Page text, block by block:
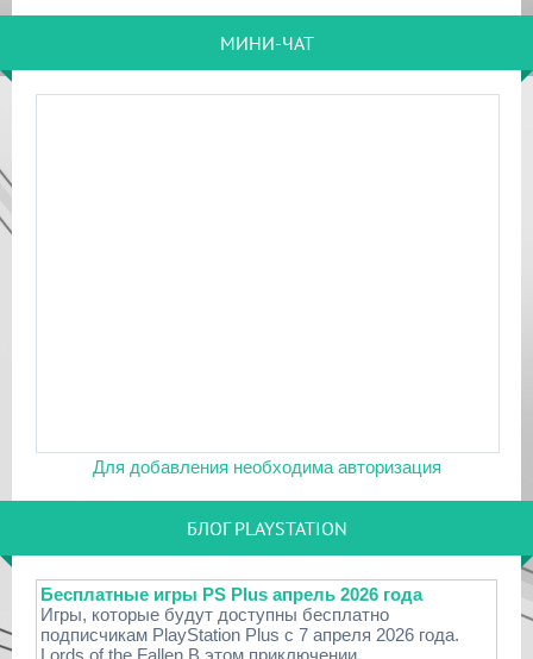
МИНИ-ЧАТ
Для добавления необходима авторизация
БЛОГ PLAYSTATION
Бесплатные игры PS Plus апрель 2026 года
Игры, которые будут доступны бесплатно
подписчикам PlayStation Plus с 7 апреля 2026 года.
Lords of the Fallen В этом приключении,